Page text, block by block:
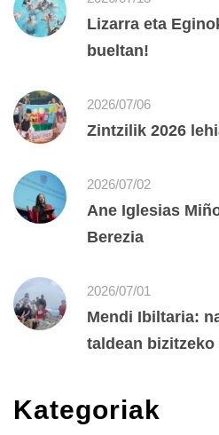
Lizarra eta
bueltan!
2026/07/06
Zintzilik 2026
2026/07/02
Ane Iglesias
Berezia
2026/07/01
Mendi Ibiltaria:
taldean
Kategoriak